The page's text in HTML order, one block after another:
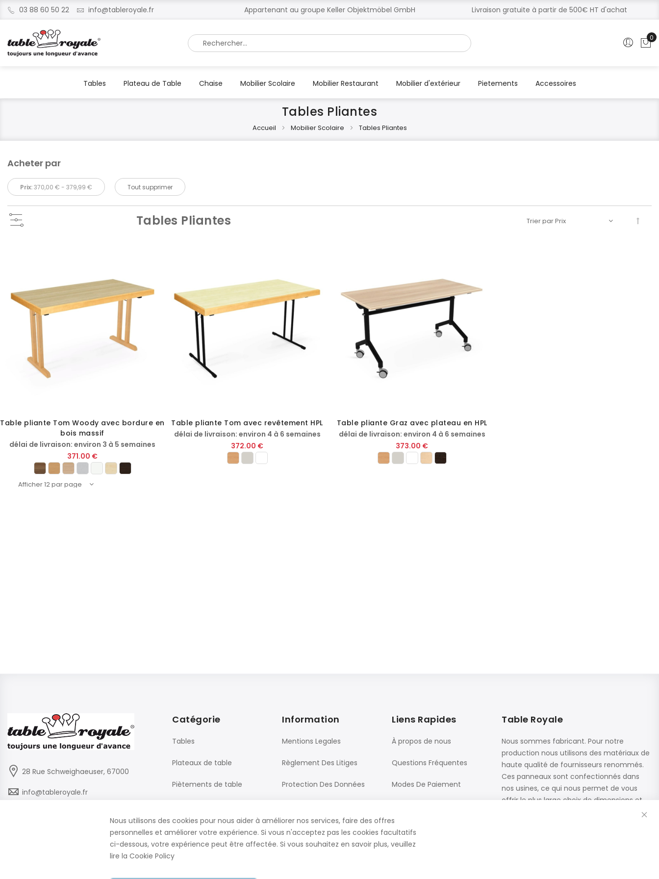
03 88 60 50 22 info@tableroyale.fr Appartenant au groupe Keller Objektmöbel GmbH Livraison gratuite à partir de 500€ HT d'achat
Rechercher
0
Tables Plateau de Table Chaise Mobilier Scolaire Mobilier Restaurant Mobilier d'extérieur Pietements Accessoires
Tables Pliantes
Accueil Mobilier Scolaire Tables Pliantes
Acheter par
Prix:370,00 € - 379,99 € Tout supprimer
Tables Pliantes
Table pliante Tom Woody avec bordure en
bois massif
délai de livraison: environ 3 à 5 semaines
371.00 €
Table pliante Tom avec revêtement HPL
délai de livraison: environ 4 à 6 semaines
372.00 €
Table pliante Graz avec plateau en HPL
délai de livraison: environ 4 à 6 semaines
373.00 €
28 Rue Schweighaeuser, 67000
info@tableroyale.fr
Lundi - Vendredi: 07:30-17:00
Catégorie
Tables
Plateaux de table
Piètements de table
Mobilier de Bureau
Information
Mentions Legales
Règlement Des Litiges
Protection Des Données
CGV
Liens Rapides
À propos de nous
Questions Fréquentes
Modes De Paiement
Contact
Table Royale
Nous sommes fabricant. Pour notre
production nous utilisons des matériaux de
haute qualité de fournisseurs renommés.
Ces panneaux sont confectionnés dans
nos usines, ce qui nous permet de vous
offrir le plus large choix de dimensions et
Nous utilisons des cookies pour nous aider à améliorer nos services, faire des offres
personnelles et améliorer votre expérience. Si vous n'acceptez pas les cookies facultatifs
ci-dessous, votre expérience peut être affectée. Si vous souhaitez en savoir plus, veuillez
lire laCookie Policy